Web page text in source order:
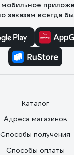
мобильное
заказам всегда
Каталог
Адреса магазинов
Способы получения
Способы оплаты